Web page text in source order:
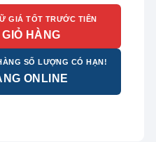
GIÁ TỐT TRƯỚC TIÊN
HÀNG
SỐ LƯỢNG CÓ HẠN!
ONLINE